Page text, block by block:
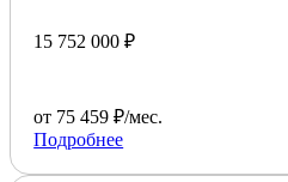
15 752 000 ₽
от 75 459 ₽/мес.
Подробнее